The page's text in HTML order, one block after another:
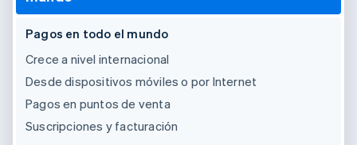
Prevención de fraude
Atlas
Eliminación de dióxido de carbono
Identity
Ecosistema
Socios
Stripe App Marketplace
Pagos en todo el mundo
Crece a nivel internacional
Desde dispositivos móviles o por Internet
Pagos en puntos de venta
Suscripciones y facturación